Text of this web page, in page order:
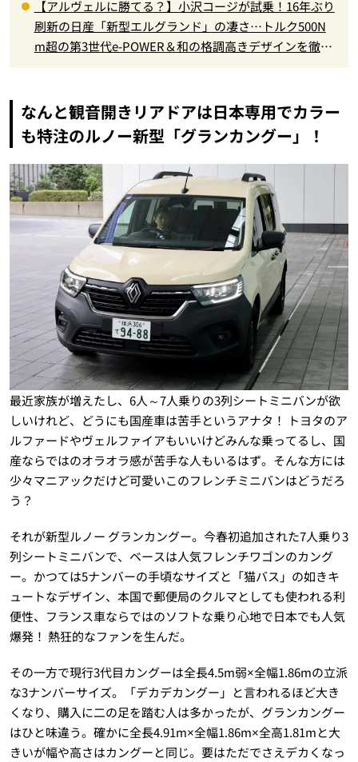
【アルヴェルに勝てる？】小沢コージが試乗！16年ぶり
刷新の日産「新型エルグランド」の凄さ…トルク500N
m超の第3世代e-POWER＆和の格調高きデザインを徹底
なんと観音開きリアドアは日本専用でカラー
も特注のルノー新型「グランカングー」！
最近家族が増えたし、6人～7人乗りの3列シートミニバンが欲
しいけれど、どうにも国産車は苦手というアナタ！ トヨタのア
ルファードやヴェルファイアもいいけどみんな乗ってるし、国
産ならではのオラオラ感が苦手な人もいるはず。そんな方には
少々マニアックだけど可愛いこのフレンチミニバンはどうだろ
う？
それが新型ルノー グランカングー。今春初追加された7人乗り3
列シートミニバンで、ベースは人気フレンチワゴンのカング
ー。かつては5ナンバーの手頃なサイズと「猫バス」の如きキ
ュートなデザイン、本国で郵便局のクルマとしても使われる利
便性、フランス車ならではのソフトな乗り心地で日本でも人気
爆発！ 熱狂的なファンを生んだ。
その一方で現行3代目カングーは全長4.5m弱×全幅1.86mの立派
な3ナンバーサイズ。「デカデカングー」と言われるほど大き
くなり、購入に二の足を踏む人は多かったが、グランカングー
はひと味違う。確かに全長4.91m×全幅1.86m×全高1.81mと大
きいが幅や高さはカングーと同じ。要はただでさえデカくなっ